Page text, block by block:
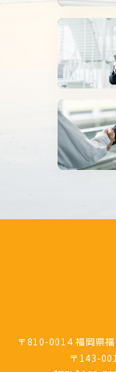
〒810-0014 福岡県
〒143-